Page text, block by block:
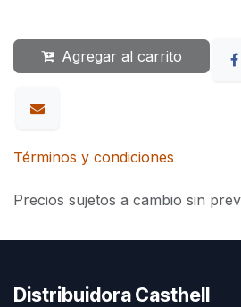
Agregar al carrito
Términos y condiciones
Precios sujetos a cambio sin
Distribuidora Casthell